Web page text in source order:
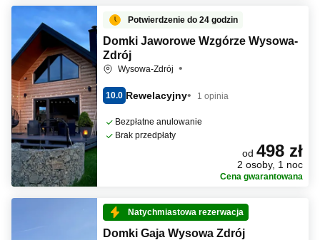
Potwierdzenie do 24 godzin
Domki Jaworowe Wzgórze Wysowa-
Zdrój
Wysowa-Zdrój
10.0 Rewelacyjny 1 opinia
Bezpłatne anulowanie
Brak przedpłaty
od 498 zł
2 osoby, 1 noc
Cena gwarantowana
Natychmiastowa rezerwacja
Domki Gaja Wysowa Zdrój